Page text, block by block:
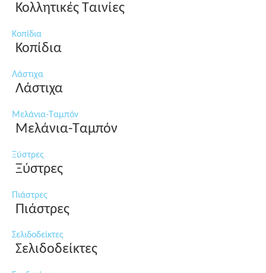
Κολλητικές Ταινίες
Κοπίδια
Κοπίδια
Λάστιχα
Λάστιχα
Μελάνια-Ταμπόν
Μελάνια-Ταμπόν
Ξύστρες
Ξύστρες
Πιάστρες
Πιάστρες
Σελιδοδείκτες
Σελιδοδείκτες